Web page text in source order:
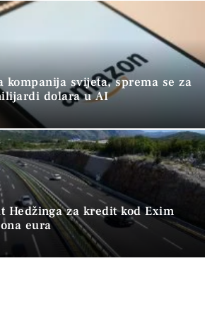
kompanija svijeta, sprema se za
dolara u AI
Hedžinga za kredit kod Exim
eura